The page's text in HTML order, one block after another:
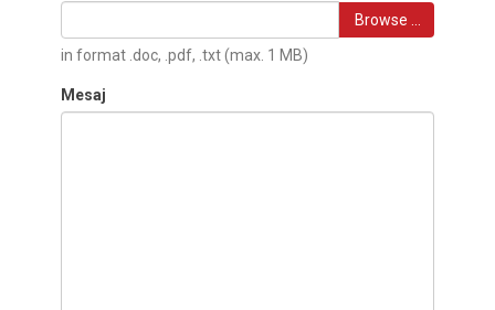
Browse …
in format .doc, .pdf, .txt (max. 1 MB)
Mesaj